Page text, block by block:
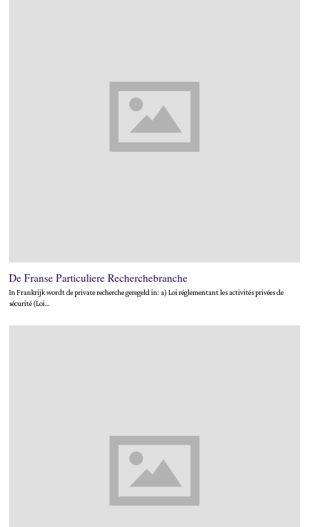
De Franse Particuliere Recherchebranche
In Frankrijk wordt de private recherche geregeld in: a) Loi réglementant les activités privées de
sécurité (Loi…